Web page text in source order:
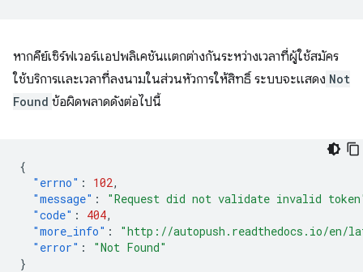
หากคีย์เซิร์ฟเวอร์แอปพลิเคชันแตกต่างกันระหว่างเวลาที่ผู้ใช้สมัคร
ใช้บริการและเวลาที่ลงนามในส่วนหัวการให้สิทธิ์ ระบบจะแสดง Not
Found ข้อผิดพลาดดังต่อไปนี้
{
"errno" : 102,
"message" :
"Request did not validate invalid
"code" : 404,
"more_info" :
"http://autopush.readthedocs.io/en/
"error" :
"Not Found"
}